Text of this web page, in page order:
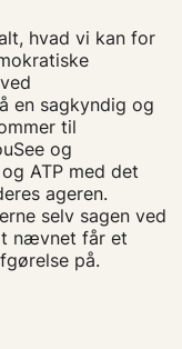
hvad vi kan for
en sagkyndig og
til
og
ATP med det
ageren.
selv sagen ved
nævnet får et
på.